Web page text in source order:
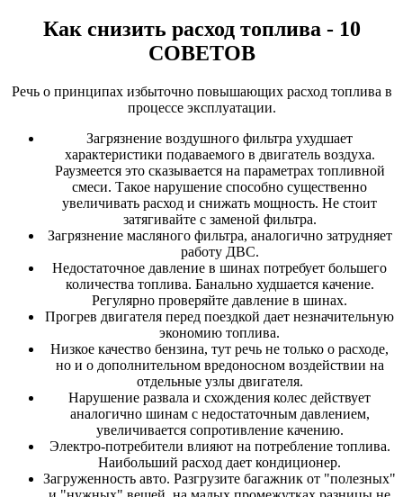
Как снизить расход топлива - 10
СОВЕТОВ
Речь о принципах избыточно повышающих расход топлива в
процессе эксплуатации.
Загрязнение воздушного фильтра ухудшает
характеристики подаваемого в двигатель воздуха.
Раузмеется это сказывается на параметрах топливной
смеси. Такое нарушение способно существенно
увеличивать расход и снижать мощность. Не стоит
затягивайте с заменой фильтра.
Загрязнение масляного фильтра, аналогично затрудняет
работу ДВС.
Недостаточное давление в шинах потребует большего
количества топлива. Банально худшается качение.
Регулярно проверяйте давление в шинах.
Прогрев двигателя перед поездкой дает незначительную
экономию топлива.
Низкое качество бензина, тут речь не только о расходе,
но и о дополнительном вредоносном воздействии на
отдельные узлы двигателя.
Нарушение развала и схождения колес действует
аналогично шинам с недостаточным давлением,
увеличивается сопротивление качению.
Электро-потребители влияют на потребление топлива.
Наибольший расход дает кондиционер.
Загруженность авто. Разгрузите багажник от "полезных"